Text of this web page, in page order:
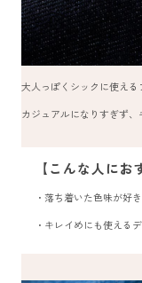
大人っぽくシックに使える
カジュアルになりすぎず、
【こんな人にお
・落ち着いた色味が好
・キレイめにも使える